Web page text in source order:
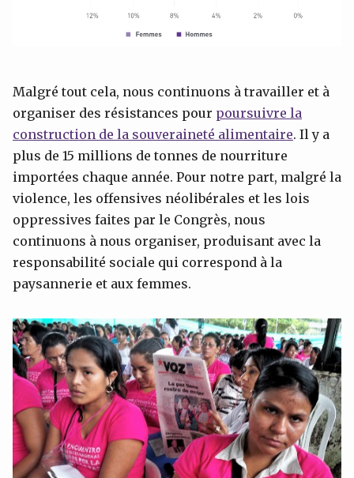
Malgré tout cela, nous continuons à travailler et à
organiser des résistances pour poursuivre la
construction de la souveraineté alimentaire. Il y a
plus de 15 millions de tonnes de nourriture
importées chaque année. Pour notre part, malgré la
violence, les offensives néolibérales et les lois
oppressives faites par le Congrès, nous
continuons à nous organiser, produisant avec la
responsabilité sociale qui correspond à la
paysannerie et aux femmes.